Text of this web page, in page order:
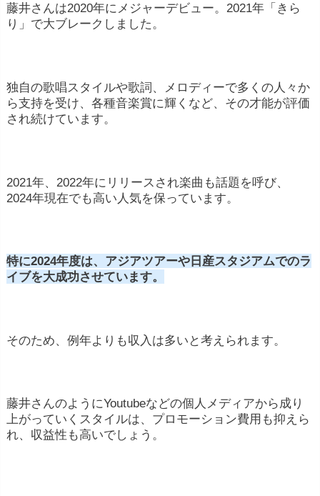
ヒット曲の数と人気度: ヒット曲が多く、人気
があるほど、CDの売上やライブの集客が増える
ライブ活動: ライブやコンサートの開催で収入
を得ることが一般的です。集客力やチケットの
への出演やCMなどの仕事も収入源になりま
出演料も一部の歌手にとって収入源となりま
す。
藤井さんは2020年にメジャーデビュー。2021年「きら
り」で大ブレークしました。
独自の歌唱スタイルや歌詞、メロディーで多くの人々か
ら支持を受け、各種音楽賞に輝くなど、その才能が評価
され続けています。
2021年、2022年にリリースされ楽曲も話題を呼び、
2024年現在でも高い人気を保っています。
特に2024年度は、アジアツアーや日産スタジアムでのラ
イブを大成功させています。
そのため、例年よりも収入は多いと考えられます。
藤井さんのようにYoutubeなどの個人メディアから成り
上がっていくスタイルは、プロモーション費用も抑えら
れ、収益性も高いでしょう。